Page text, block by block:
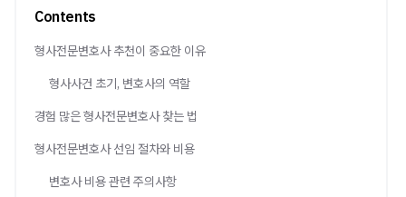
Contents
형사전문변호사 추천이 중요한 이유
형사사건 초기, 변호사의 역할
경험 많은 형사전문변호사 찾는 법
형사전문변호사 선임 절차와 비용
변호사 비용 관련 주의사항